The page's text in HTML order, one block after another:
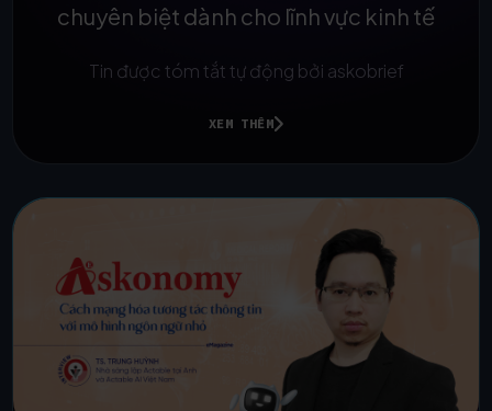
chuyên biệt dành cho lĩnh vực kinh tế
Tin được tóm tắt tự động bởi askobrief
XEM THÊM